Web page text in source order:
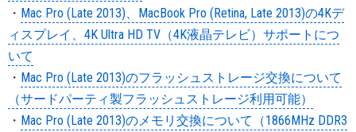
・ Mac Pro (Late 2013)、MacBook Pro (Retina, Late 2013)の4Kデ
ィスプレイ、4K Ultra HD TV（4K液晶テレビ）サポートにつ
いて
・ Mac Pro (Late 2013)のフラッシュストレージ交換について
（サードパーティ製フラッシュストレージ利用可能）
・ Mac Pro (Late 2013)のメモリ交換について（1866MHz DDR3